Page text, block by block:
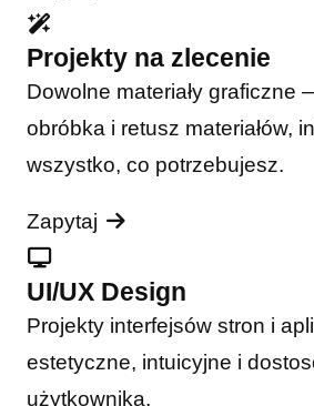
Projekty na zlecenie
Dowolne materiały graficzne
obróbka i retusz materiałów,
wszystko, co potrzebujesz.
Zapytaj
UI/UX Design
Projekty interfejsów stron i
estetyczne, intuicyjne i
użytkownika.